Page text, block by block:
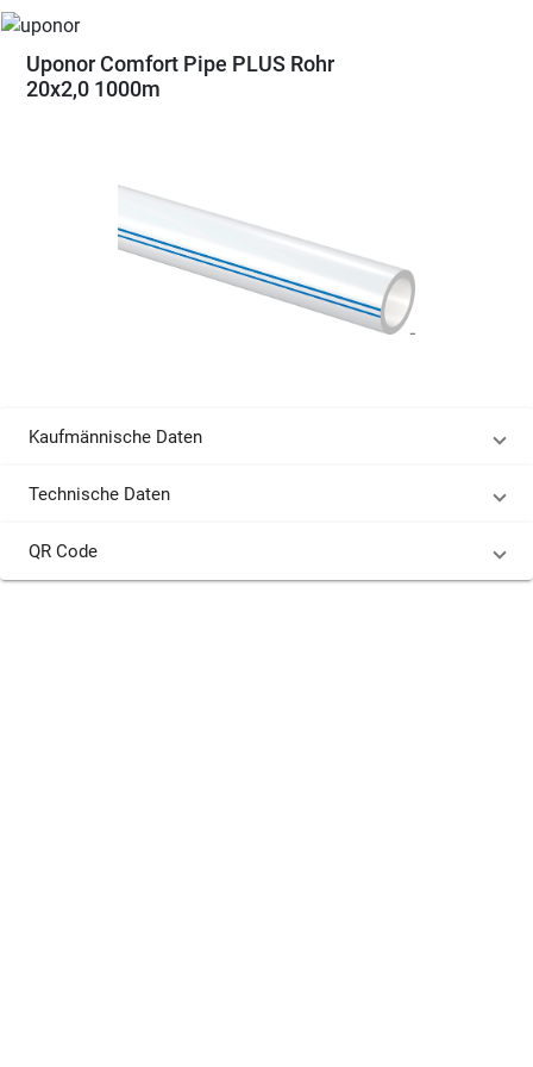
Uponor Comfort Pipe PLUS Rohr
20x2,0 1000m
Kaufmännische Daten
Technische Daten
QR Code